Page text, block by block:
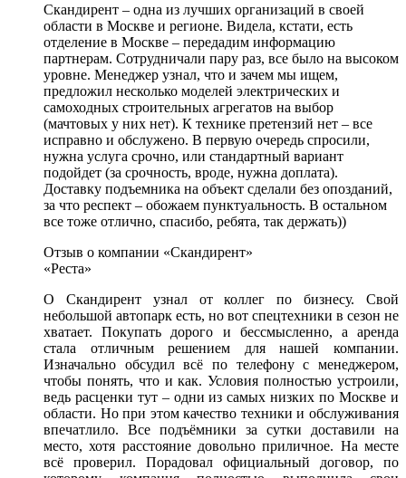
Скандирент – одна из лучших организаций в своей
области в Москве и регионе. Видела, кстати, есть
отделение в Москве – передадим информацию
партнерам. Сотрудничали пару раз, все было на высоком
уровне. Менеджер узнал, что и зачем мы ищем,
предложил несколько моделей электрических и
самоходных строительных агрегатов на выбор
(мачтовых у них нет). К технике претензий нет – все
исправно и обслужено. В первую очередь спросили,
нужна услуга срочно, или стандартный вариант
подойдет (за срочность, вроде, нужна доплата).
Доставку подъемника на объект сделали без опозданий,
за что респект – обожаем пунктуальность. В остальном
все тоже отлично, спасибо, ребята, так держать))
Отзыв о компании «Скандирент»
«Реста»
О Скандирент узнал от коллег по бизнесу. Свой
небольшой автопарк есть, но вот спецтехники в сезон не
хватает. Покупать дорого и бессмысленно, а аренда
стала отличным решением для нашей компании.
Изначально обсудил всё по телефону с менеджером,
чтобы понять, что и как. Условия полностью устроили,
ведь расценки тут – одни из самых низких по Москве и
области. Но при этом качество техники и обслуживания
впечатлило. Все подъёмники за сутки доставили на
место, хотя расстояние довольно приличное. На месте
всё проверил. Порадовал официальный договор, по